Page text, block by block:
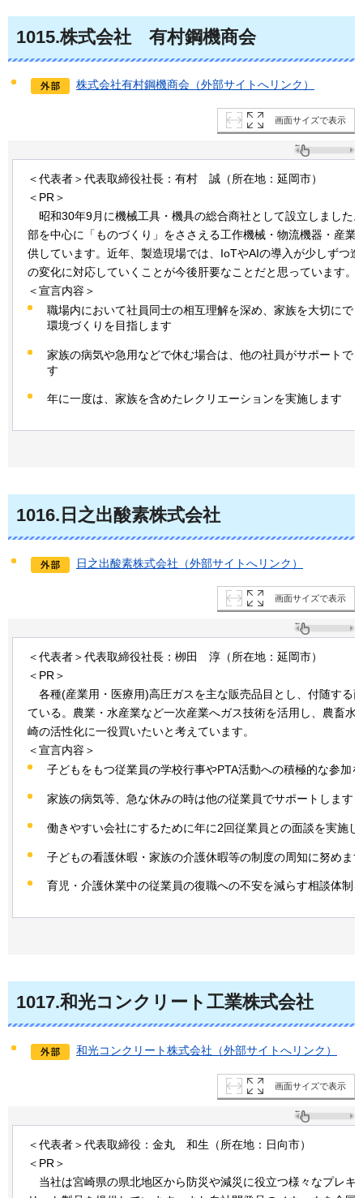
1015.株式会社 有村鋼機商会
株式会社有村鋼機商会（外部サイトへリンク）
画面サイズで表示
＜代表者＞代表取締役社長：有村 誠 （所在地：延岡市）
＜PR＞
昭和30年9月に機械工具・機具の総合商社として設立しました
部を中心に「ものづくり」をささえる工作機械・物流機器・産業
供しています。近年、製造現場では、IoTやAIの導入が少しずつ
の変化に対応していくことが今後肝要なことだと思っています。
＜宣言内容＞
職場内において社員同士の相互理解を深め、家族を大切にで
環境づくりを目指します
家族の病気や急用などで休む場合は、他の社員がサポートで
す
年に一度は、家族を含めたレクリエーションを実施します
1016.日之出酸素株式会社
日之出酸素株式会社（外部サイトへリンク）
画面サイズで表示
＜代表者＞代表取締役社長：栁田 淳 （所在地：延岡市）
＜PR＞
各種(産業用・医療用)高圧ガスを主な販売品目とし、付随する
ている。農業・水産業など一次産業へガス技術を活用し、農畜水
崎の活性化に一役買いたいと考えています。
＜宣言内容＞
子どもをもつ従業員の学校行事やPTA活動への積極的な参加
家族の病気等、急な休みの時は他の従業員でサポートします
働きやすい会社にするために年に2回従業員との面談を実施し
子どもの看護休暇・家族の介護休暇等の制度の周知に努めま
育児・介護休業中の従業員の復職への不安を減らす相談体制
1017.和光コンクリート工業株式会社
和光コンクリート株式会社（外部サイトへリンク）
画面サイズで表示
＜代表者＞代表取締役：金丸 和生（所在地：日向市）
＜PR＞
当社は宮崎県の県北地区から防災や減災に役立つ様々なプレキ